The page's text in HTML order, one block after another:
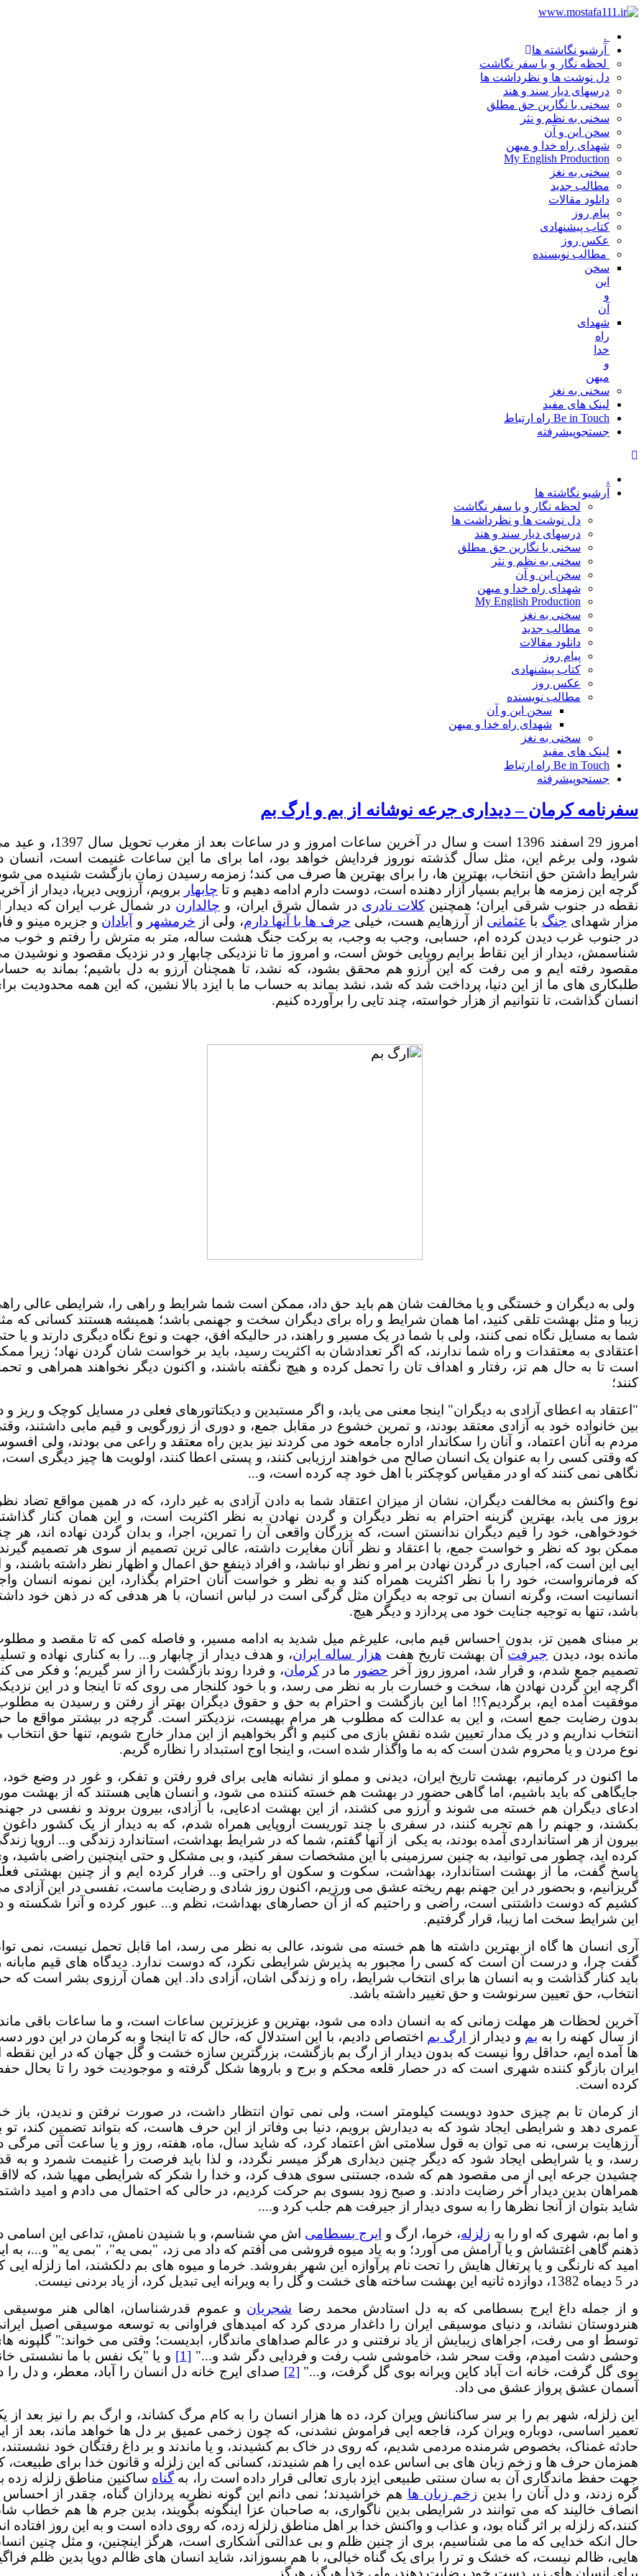
.
آرشیو نگاشته ها
لحظه نگار و با سفر نگاشت
دل نوشت ها و نظرداشت ها
درسهای دیار سند و هند
سخنی با نگارین حق مطلق
سخنی به نظم و نثر
سخن این و آن
شهدای راه خدا و میهن
My English Production
سخنی به نغز
مطالب جدید
دانلود مقالات
پیام روز
کتاب پیشنهادی
عکس روز
مطالب نویسنده
سخن
این
و
آن
شهدای
راه
خدا
و
میهن
سخنی به نغز
لینک های مفید
Be in Touch راه ارتباط
جستجوپیشرفته
.
آرشیو نگاشته ها
لحظه نگار و با سفر نگاشت
دل نوشت ها و نظرداشت ها
درسهای دیار سند و هند
سخنی با نگارین حق مطلق
سخنی به نظم و نثر
سخن این و آن
شهدای راه خدا و میهن
My English Production
سخنی به نغز
مطالب جدید
دانلود مقالات
پیام روز
کتاب پیشنهادی
عکس روز
مطالب نویسنده
سخن این و آن
شهدای راه خدا و میهن
سخنی به نغز
لینک های مفید
Be in Touch راه ارتباط
جستجوپیشرفته
سفرنامه کرمان – دیداری جرعه نوشانه از بم و ارگ بم
امروز 29 اسفند 1396 است و سال در آخرین ساعات امروز و در ساعات بعد از مغرب تحویل
شود، ولی برغم این، مثل سال گذشته نوروز فردایش خواهد بود، اما برای ما این ساعات غنیمت است، انسان
شرایط داشتن حق انتخاب، بهترین ها، را برای بهترین ها صرف می کند؛ زمزمه رسیدن زمان بازگشت شنیده می
گرچه این زمزمه ها برایم بسیار آزار دهنده است، دوست دارم ادامه دهیم و تا چابهار برویم، آرزویی دیرپا، دیدار از
نقطه در جنوب شرقی ایران؛ همچنینکلات نادری در شمال شرق ایران، و چالدارن در شمال غرب ایران که دیدار
مزار شهدای جنگ با عثمانی از آرزهایم هست، خیلی حرف ها با آنها دارم، ولی از خرمشهر و آبادان و جزیره مینو و
در جنوب غرب دیدن کرده ام، حسابی، وجب به وجب، به برکت جنگ هشت ساله، متر به مترش را رفتم و خوب
شناسمش، دیدار از این نقاط برایم رویایی خوش است، و امروز ما تا نزدیکی چابهار و در نزدیک مقصود و نوشیدن
مقصود رفته ایم و می رفت که این آرزو هم محقق بشود، که نشد، تا همچنان آرزو به دل باشیم؛ بماند به
طلبکاری های ما از این دنیا، پرداخت شد که شد، نشد بماند به حساب ما با ایزد بالا نشین، که این همه محدودیت
انسان گذاشت، تا نتوانیم از هزار خواسته، چند تایی را برآورده کنیم.
ولی به دیگران و خستگی و یا مخالفت شان هم باید حق داد، ممکن است شما شرایط و راهی را، شرایطی عالی
زیبا و مثل بهشت تلقی کنید، اما همان شرایط و راه برای دیگران سخت و جهنمی باشد؛ همیشه هستند کسانی که
شما به مسایل نگاه نمی کنند، ولی با شما در یک مسیر و راهند، در حالیکه افق، جهت و نوع نگاه دیگری دارند و یا
اعتقادی به معتقدات و راه شما ندارند، که اگر تعدادشان به اکثریت رسید، باید بر خواست شان گردن نهاد؛ زیرا
است تا به حال هم تز، رفتار و اهداف تان را تحمل کرده و هیچ نگفته باشند، و اکنون دیگر نخواهند همراهی و
کنند؛
"اعتقاد به اعطای آزادی به دیگران" اینجا معنی می یابد، و اگر مستبدین و دیکتاتورهای فعلی در مسایل کوچک و ریز و
بین خانواده خود به آزادی معتقد بودند، و تمرین خشوع در مقابل جمع، و دوری از زورگویی و قیم مابی داشتند،
مردم به آنان اعتماد، و آنان را سکاندار اداره جامعه خود می کردند نیز بدین راه معتقد و راعی می بودند، ولی
که وقتی کسی را به عنوان یک انسان صالح می خواهند ارزیابی کنند، و پستی اعطا کنند، اولویت ها چیز دیگری
نگاهی نمی کنند که او در مقیاس کوچکتر با اهل خود چه کرده است، و...
نوع واکنش به مخالفت دیگران، نشان از میزان اعتقاد شما به دادن آزادی به غیر دارد، که در همین مواقع تضاد
بروز می یابد، بهترین گزینه احترام به نظر دیگران و گردن نهادن به نظر اکثریت است، و این همان کنار
خودخواهی، خود را قیم دیگران ندانستن است، که بزرگان واقعی آن را تمرین، اجرا، و بدان گردن نهاده اند، هر
ممکن بود که نظر و خواست جمع، با اعتقاد و نظر آنان مغایرت داشته، عالی ترین تصمیم از سوی هر تصمیم
ایی این است که، اجباری در گردن نهادن بر امر و نظر او نباشد، و افراد ذینفع حق اعمال و اظهار نظر داشته باشند، و
که فرمانرواست، خود را با نظر اکثریت همراه کند و به نظر و خواست آنان احترام بگذارد، این نمونه انسان
انسانیت است، وگرنه انسان بی توجه به دیگران مثل گرگی است در لباس انسان، با هر هدفی که در ذهن خود
باشد، تنها به توجیه جنایت خود می پردازد و دیگر هیچ.
بر مبنای همین تز، بدون احساس قیم مابی، علیرغم میل شدید به ادامه مسیر، و فاصله کمی که تا مقصد و
مانده بود، دیدن جیرفت آن بهشت تاریخ هفت هزار ساله ایران، و هدف دیدار از چابهار و... را به کناری نهاده و
تصمیم جمع شدم، و قرار شد، امروز روز آخر حضور ما درکرمان، و فردا روند بازگشت را از سر گیریم؛ و فکر می
اگرچه این گردن نهادن ها، سخت و خسارت بار به نظر می رسد، و با خود کلنجار می روی که تا اینجا و در این
موفقیت آمده ایم، برگردیم؟!! اما این بازگشت و احترام به حق و حقوق دیگران بهتر از رفتن و رسیدن به
بدون رضایت جمع است، و این به عدالت که مطلوب هر مرام بهیست، نزدیکتر است. گرچه در بیشتر مواقع ما
انتخاب نداریم و در یک مدار تعیین شده نقش بازی می کنیم و اگر بخواهیم از این مدار خارج شویم، تنها حق انتخاب
نوع مردن و یا محروم شدن است که به ما واگذار شده است، و اینجا اوج استبداد را نظاره گریم.
ما اکنون در کرمانیم، بهشت تاریخ ایران، دیدنی و مملو از نشانه هایی برای فرو رفتن و تفکر، و غور در وضع
جایگاهی که باید باشیم، اما گاهی حضور در بهشت هم خسته کننده می شود، و انسان هایی هستند که از بهشت
ادعای دیگران هم خسته می شوند و آرزو می کشند، از این بهشت ادعایی، با آزادی، بیرون بروند و نفسی در
بکشند، و جهنم را هم تجربه کنند، در سفری با چند توریست اروپایی همراه شدم، که به دیدار از یک کشور
بیرون از هر استانداردی آمده بودند، به یکی از آنها گفتم، شما که در شرایط بهداشت، استاندارد زندگی و... اروپا
کرده اید، چطور می توانید، به چنین سرزمینی با این مشخصات سفر کنید، و بی مشکل و حتی اینچنین راضی باشید،
پاسخ گفت، ما از بهشت استاندارد، بهداشت، سکوت و سکون او راحتی و... فرار کرده ایم و از چنین بهشتی
گریزانیم، و بحضور در این جهنم بهم ریخته عشق می ورزیم، اکنون روز شادی و رضایت ماست، نفسی در این آزادی
کشیم که دوست داشتنی است، راضی و راحتیم که از آن حصارهای بهداشت، نظم و... عبور کرده و آنرا شکسته و
این شرایط سخت اما زیبا، قرار گرفتیم.
آری انسان ها گاه از بهترین داشته ها هم خسته می شوند، عالی به نظر می رسد، اما قابل تحمل نیست، نمی
گفت چرا، و درست آن است که کسی را مجبور به پذیرش شرایطی نکرد، که دوست ندارد. دیدگاه های قیم مابانه
باید کنار گذاشت و به انسان ها برای انتخاب شرایط، راه و زندگی اشان، آزادی داد. این همان آرزوی بشر است که
انتخاب، حق تعیین سرنوشت و حق تغییر داشته باشد.
آخرین لحظات هر مهلت زمانی که به انسان داده می شود، بهترین و عزیزترین ساعات است، و ما ساعات باقی
از سال کهنه را به بم و دیدار از ارگ بم اختصاص دادیم، با این استدلال که، حال که تا اینجا و به کرمان در این دور
ها آمده ایم، حداقل روا نیست که بدون دیدار از ارگ بم بازگشت، بزرگترین سازه خشت و گل جهان که در این نقطه
ایران بازگو کننده شهری است که در حصار قلعه محکم و برج و باروها شکل گرفته و موجودیت خود را تا بحال
کرده است.
از کرمان تا بم چیزی حدود دویست کیلومتر است، ولی نمی توان انتظار داشت، در صورت نرفتن و ندیدن، باز
عمری دهد و شرایطی ایجاد شود که به دیدارش برویم، دنیا بی وفاتر از این حرف هاست، که بتواند تضمین کند، تو
آرزهایت برسی، نه می توان به قول سلامتی اش اعتماد کرد، که شاید سال، ماه، هفته، روز و یا ساعت آتی مرگی
رسد، و یا شرایطی ایجاد شود که دیگر چنین دیداری هرگز میسر نگردد، و لذا باید فرصت را غنیمت شمرد و به
چشیدن جرعه ایی از می مقصود هم که شده، جستنی سوی هدف کرد، و خدا را شکر که شرایطی مهیا شد، که
همراهان بدین دیدار آخر رضایت دادند. و صبح زود بسوی بم حرکت کردیم، در حالی که احتمال می دادم و امید
شاید بتوان از آنجا نظرها را به سوی دیدار از جیرفت هم جلب کرد و....
و اما بم، شهری که او را به زلزله، خرما، ارگ و ایرج بسطامی اش می شناسم، و با شنیدن نامش، تداعی این اسامی
ذهنم گاهی اغتشاش و یا آرامش می آورد؛ و به یاد میوه فروشی می اُفتم که داد می زد، "بمی یه"، "بمی یه" و...، به
امید که نارنگی و یا پرتغال هایش را تحت نام پرآوازه این شهر بفروشد. خرما و میوه های بم دلکشند، اما زلزله ایی
در 5 دیماه 1382، دوازده ثانیه این بهشت ساخته های خشت و گل را به ویرانه ایی تبدیل کرد، از یاد بردنی نیست.
و از جمله داغ ایرج بسطامی که به دل استادش محمد رضا شجریان و عموم قدرشناسان، اهالی هنر موسیقی
هنردوستان نشاند، و دنیای موسیقی ایران را داغدار مردی کرد که امیدهای فراوانی به توسعه موسیقی اصیل
توسط او می رفت، اجراهای زیبایش از یاد نرفتنی و در عالم صداهای ماندگار، ابدیست؛ وقتی می خواند:" گلپونه
وحشی دشت امیدم، وقت سحر شد، خاموشی شب رفت و فردایی دگر شد و..." [1]
و یا "یک نفس با ما نشستی
بوی گل گرفت، خانه ات آباد کاین ویرانه بوی گل گرفت، و..." [2]
صدای ایرج خانه دل انسان را آباد، معطر، و دل را
آسمان عشق پرواز عشق می داد.
این زلزله، شهر بم را بر سر ساکنانش ویران کرد، ده ها هزار انسان را به کام مرگ کشاند، و ارگ بم را نیز بعد از
تعمیر اساسی، دوباره ویران کرد، فاجعه ایی فراموش نشدنی، که چون زخمی عمیق بر دل ها خواهد ماند، بعد از
حادثه غمناک، بخصوص شرمنده مردمی شدیم، که روی در خاک بم کشیدند، و یا ماندند و بر داغ رفتگان خود
همزمان حرف ها و زخم زبان های بی اساس عده ایی را هم شنیدند، کسانی که این زلزله و قانون خدا برای طبیعت،
جهت حفظ ماندگاری آن به سان سنتی طبیعی ایزد باری تعالی قرار داده است را، بهگناه ساکنین مناطق زلزله زده
گره زدند، و دل آنان را بدین زخم زبان ها هم خراشیدند؛ نمی دانم این گونه نظریه پردازان گناه، چقدر از
انصاف خالیند که می توانند در شرایطی بدین ناگواری، به صاحبان عزا اینگونه بگویند، بدین جرم ها هم خطاب
کنند،که زلزله بر اثر گناه بود، و عذاب و واکنش خدا بر اهل مناطق زلزله زده، که روی داده است و به این روز افتاده
حال انکه خدایی که ما می شناسیم، بری از چنین ظلم و بی عدالتی آشکاری است، هرگز اینچنین، و مثل چنین
هایی، ظالم نیست، که خشک و تر را برای یک گناه خیالی، با هم بسوزاند، شاید انسان های ظالم دوپا بدین ظلم
برای انسان های زیر دست خود رضایت دهند، ولی خدا هرگز، هرگز.